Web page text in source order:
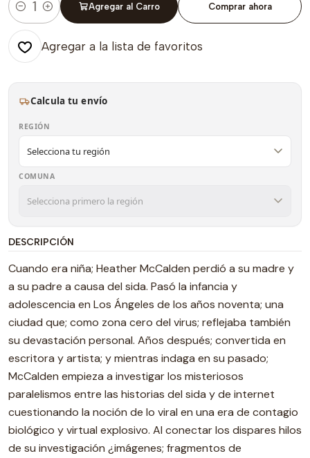
Cantidad
Agregar al Carro Comprar ahora
Agregar a la lista de favoritos
Calcula tu envío
REGIÓN
COMUNA
DESCRIPCIÓN
Cuando era niña; Heather McCalden perdió a su madre y
a su padre a causa del sida. Pasó la infancia y
adolescencia en Los Ángeles de los años noventa; una
ciudad que; como zona cero del virus; reflejaba también
su devastación personal. Años después; convertida en
escritora y artista; y mientras indaga en su pasado;
McCalden empieza a investigar los misteriosos
paralelismos entre las historias del sida y de internet
cuestionando la noción de lo viral en una era de contagio
biológico y virtual explosivo. Al conectar los dispares hilos
de su investigación ¿imágenes; fragmentos de